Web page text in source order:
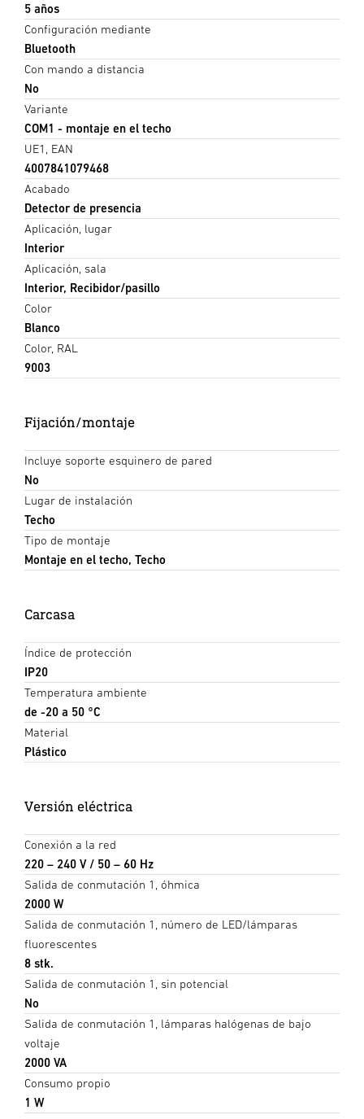
5 años
Configuración mediante
Bluetooth
Con mando a distancia
No
Variante
COM1 - montaje en el techo
UE1, EAN
4007841079468
Acabado
Detector de presencia
Aplicación, lugar
Interior
Aplicación, sala
Interior, Recibidor/pasillo
Color
Blanco
Color, RAL
9003
Fijación/montaje
Incluye soporte esquinero de pared
No
Lugar de instalación
Techo
Tipo de montaje
Montaje en el techo, Techo
Carcasa
Índice de protección
IP20
Temperatura ambiente
de -20 a 50 °C
Material
Plástico
Versión eléctrica
Conexión a la red
220 – 240 V / 50 – 60 Hz
Salida de conmutación 1, óhmica
2000 W
Salida de conmutación 1, número de LED/lámparas
fluorescentes
8 stk.
Salida de conmutación 1, sin potencial
No
Salida de conmutación 1, lámparas halógenas de bajo
voltaje
2000 VA
Consumo propio
1 W